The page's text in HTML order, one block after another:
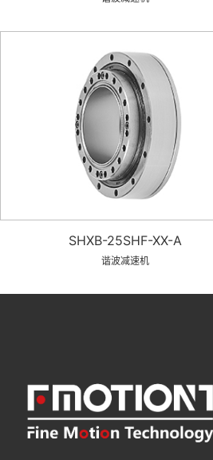
SHXB-25SHF-XX-A
谐波减速机